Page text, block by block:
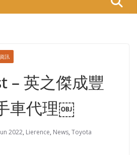
訊
– 英之傑成豐
車代理￼
2022, Lierence, News, Toyota